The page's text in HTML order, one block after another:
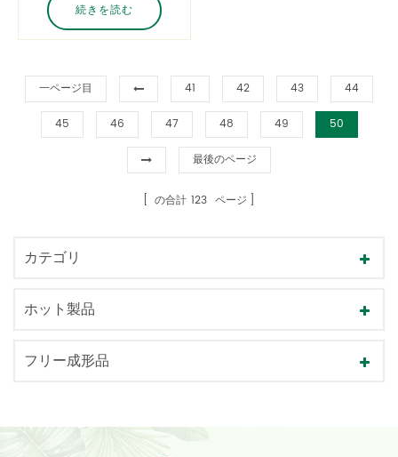
続きを読む
一ページ目 41 42 43 44
45 46 47 48 49 50
最後のページ
の合計 123 ページ
カテゴリ
ホット製品
フリー成形品